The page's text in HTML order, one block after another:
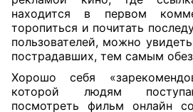
находится в первом
торопиться и почитать
пользователей, можно
пострадавших, тем самым
Хорошо себя
которой людям
посмотреть фильм онлайн